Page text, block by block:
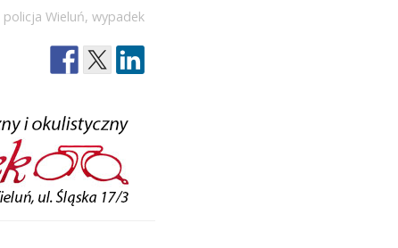
policja Wieluń, wypadek